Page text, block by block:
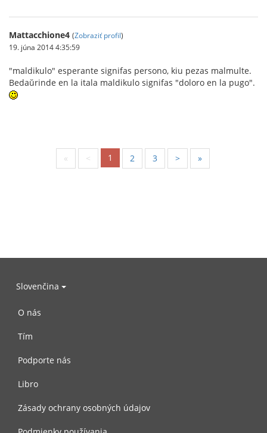
Mattacchione4 (Zobraziť profil)
19. júna 2014 4:35:59
"maldikulo" esperante signifas persono, kiu pezas malmulte.
Bedaŭrinde en la itala maldikulo signifas "doloro en la pugo".
« < 1 2 3 > »
Slovenčina
O nás
Tím
Podporte nás
Libro
Zásady ochrany osobných údajov